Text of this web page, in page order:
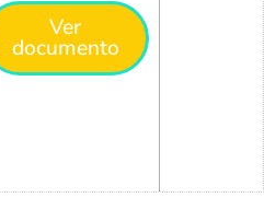
Ver
documento